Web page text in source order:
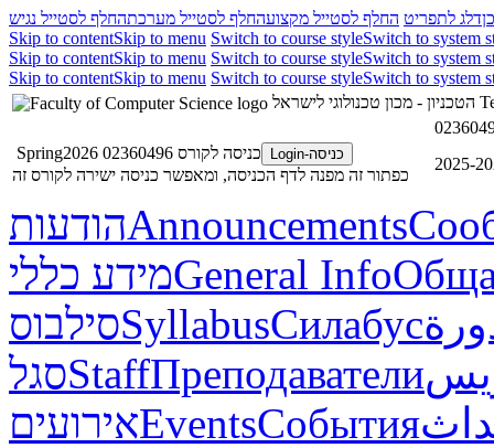
דלג לתפריט החלף לסטייל מקצועהחלף לסטייל מערכתהחלף לסטייל נגיש
Skip to contentSkip to menu Switch to course styleSwitch to system
Skip to contentSkip to menu Switch to course styleSwitch to system
Skip to contentSkip to menu Switch to course styleSwitch to system
כניסה-Login
כניסה לקורס 02360496 Spring2026
כפתור זה מפנה לדף הכניסה, ומאפשר כניסה ישירה לקורס זה
הודעותAnnouncements
מידע כלליGeneral Info
סילבוסSyllabusСилабус
סגלStaffПреподаватели
אירועיםEventsСобытия